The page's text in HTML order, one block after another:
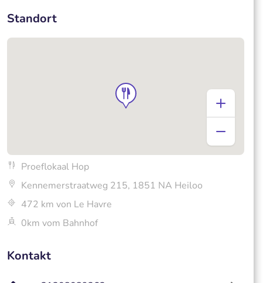
Standort
Proeflokaal Hop
Kennemerstraatweg 215, 1851 NA Heiloo
472 km von Le Havre
0km vom Bahnhof
Kontakt